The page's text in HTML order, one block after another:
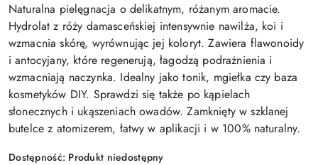
Naturalna pielęgnacja o delikatnym, różanym aromacie.
Hydrolat z róży damasceńskiej intensywnie nawilża, koi i
wzmacnia skórę, wyrównując jej koloryt. Zawiera flawonoidy
i antocyjany, które regenerują, łagodzą podrażnienia i
wzmacniają naczynka. Idealny jako tonik, mgiełka czy baza
kosmetyków DIY. Sprawdzi się także po kąpielach
słonecznych i ukąszeniach owadów. Zamknięty w szklanej
butelce z atomizerem, łatwy w aplikacji i w 100% naturalny.
Dostępność: Produkt niedostępny